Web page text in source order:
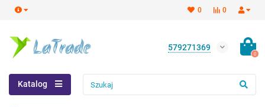
0
0
579271369
0
Katalog